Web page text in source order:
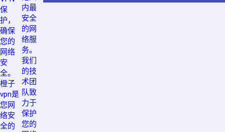
保
护，
确保
您的
网络
安
全。
橙子
vpn是
您网
络安
全的
内最
安全
的网
络服
务。
我们
的技
术团
队致
力于
保护
您的